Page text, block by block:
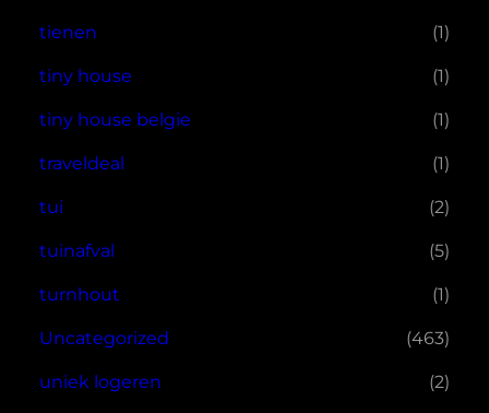
tienen (1)
tiny house (1)
tiny house belgie (1)
traveldeal (1)
tui (2)
tuinafval (5)
turnhout (1)
Uncategorized (463)
uniek logeren (2)